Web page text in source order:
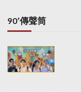
90’傳聲筒